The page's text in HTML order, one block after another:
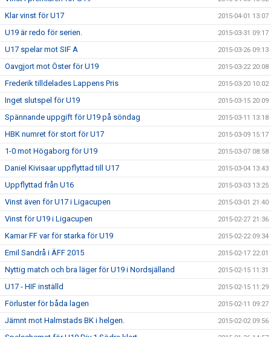
Klar vinst för U17 2015-04-01 13:07
U19 är redo för serien. 2015-03-31 09:17
U17 spelar mot SIF A 2015-03-26 09:13
Oavgjort mot Öster för U19 2015-03-22 20:08
Frederik tilldelades Lappens Pris 2015-03-20 10:02
Inget slutspel för U19 2015-03-15 20:09
Spännande uppgift för U19 på söndag 2015-03-11 13:18
HBK numret för stort för U17 2015-03-09 15:17
1-0 mot Högaborg för U19 2015-03-07 08:58
Daniel Kivisaar uppflyttad till U17 2015-03-04 13:43
Uppflyttad från U16 2015-03-03 13:25
Vinst även för U17 i Ligacupen 2015-03-01 21:40
Vinst för U19 i Ligacupen 2015-02-27 21:36
Kamar FF var för starka för U19 2015-02-22 09:34
Emil Sandrå i ÄFF 2015 2015-02-17 22:01
Nyttig match och bra läger för U19 i Nordsjälland 2015-02-15 11:31
U17 - HIF inställd 2015-02-15 11:29
Förluster för båda lagen 2015-02-11 09:27
Jämnt mot Halmstads BK i helgen. 2015-02-02 09:56